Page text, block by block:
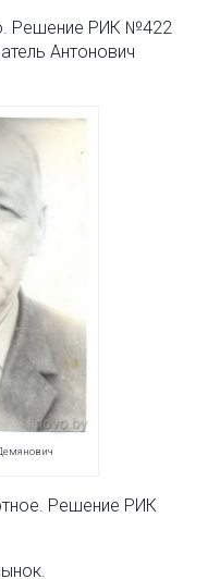
Решение РИК №422
Антонович
Решение РИК